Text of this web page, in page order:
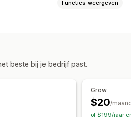
Functies weergeven
beste bij je bedrijf past.
Grow
$20/
of $199/jaar